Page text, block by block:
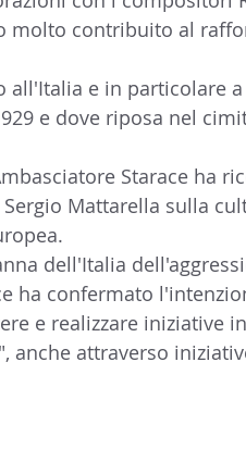
15 - AMBASCIATE
ALL'ESTERO 19
22 - AMERICA
- POLITICA 28 -
ESTERO
molto contribuito al
e in particolare a
e dove riposa nel
Starace ha
Mattarella sulla
dell'Italia
ha confermato
e realizzare iniziative
anche attraverso